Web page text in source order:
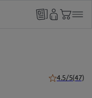
4.5/5(47)